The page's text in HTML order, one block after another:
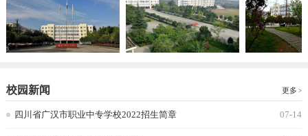
校园新闻 更多
四川省广汉市职业中专学校2022招生简章 07-14